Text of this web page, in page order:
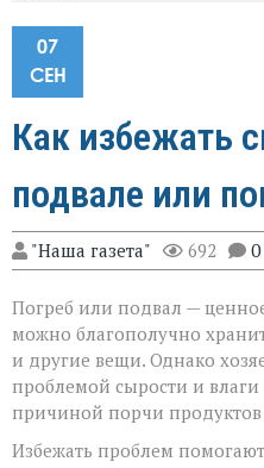
07
СЕН
Как избежать
подвале или
"Наша газета" 692
Погреб или подвал —
можно благополучно
и другие вещи. Однако
проблемой сырости и влаги
причиной порчи
Избежать проблем